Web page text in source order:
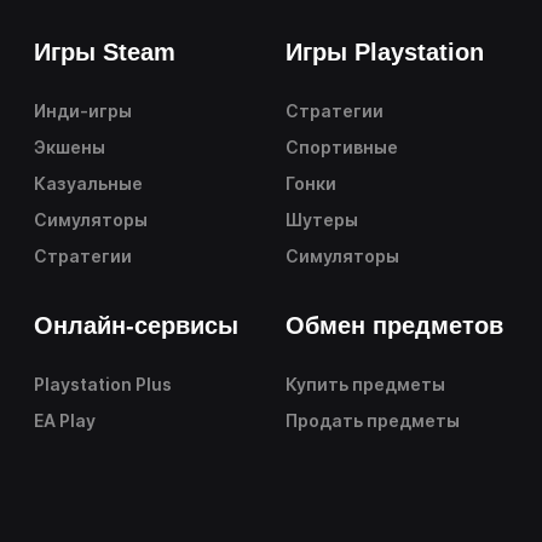
Игры Steam
Инди-игры
Экшены
Казуальные
Симуляторы
Стратегии
Игры Playstation
Стратегии
Спортивные
Гонки
Шутеры
Симуляторы
Онлайн-сервисы
Playstation Plus
EA Play
Обмен предметов
Купить предметы
Продать предметы